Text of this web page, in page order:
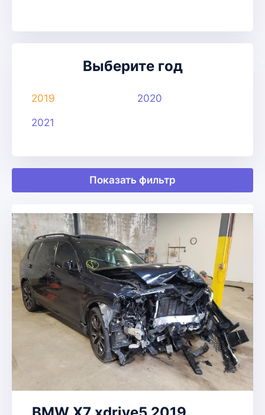
Выберите год
2019
2021
2020
Показать фильтр